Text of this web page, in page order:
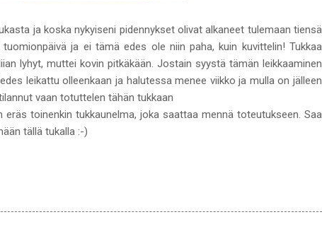
ja koska nykyiseni pidennykset olivat alkaneet tulemaan tiensä
ja ei tämä edes ole niin paha, kuin kuvittelin! Tukkaa
lyhyt, muttei kovin pitkäkään. Jostain syystä tämän leikkaaminen
leikattu olleenkaan ja halutessa menee viikko ja mulla on jälleen
vaan totuttelen tähän tukkaan
toinenkin tukkaunelma, joka saattaa mennä toteutukseen. Saa
tällä tukalla :-)